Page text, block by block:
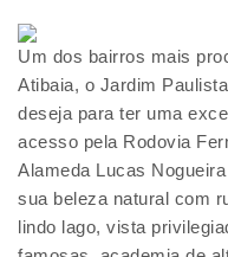
Um dos bairros mais
Atibaia, o Jardim
deseja para ter uma
acesso pela Rodovia
Alameda Lucas
sua beleza natural com
lindo lago, vista